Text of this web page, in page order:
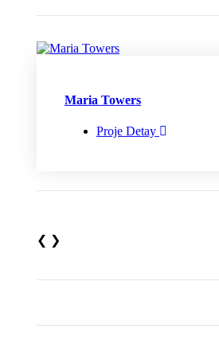
Maria Towers
Proje Detay
❮ ❯